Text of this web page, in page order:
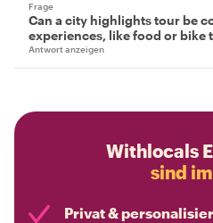
Frage
Can a city highlights tour be
experiences, like food or bike
Antwort anzeigen
Withlocals
sind
Privat &